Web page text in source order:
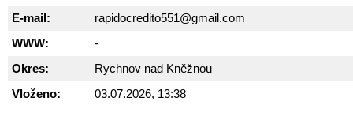
E-mail:
rapidocredito551@gmail.com
WWW:
-
Okres:
Rychnov nad Kněžnou
Vloženo:
03.07.2026, 13:38